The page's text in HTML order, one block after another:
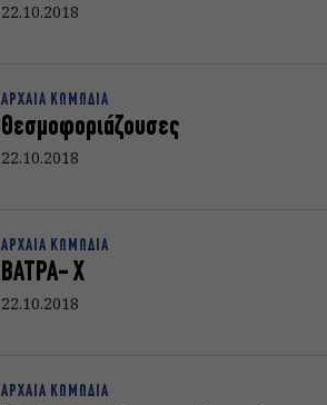
22.10.2018
ΑΡΧΑΙΑ ΚΩΜΩΔΙΑ
Θεσμοφοριάζουσες
22.10.2018
ΑΡΧΑΙΑ ΚΩΜΩΔΙΑ
ΒΑΤΡΑ- Χ
22.10.2018
ΑΡΧΑΙΑ ΚΩΜΩΔΙΑ